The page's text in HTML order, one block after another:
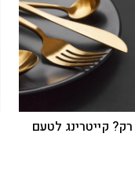
רק? קייטרינג לטעם